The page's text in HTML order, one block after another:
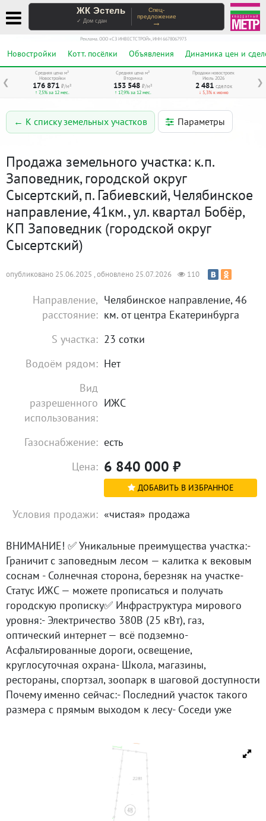
ЖК Эстель
✓ Дом сдан
Спец-
предложение
→
Реклама. ООО «СЗ ИНВЕСТСТРОЙ», ИНН 6678067973
Новостройки Котт. посёлки Объявления Динамика цен и
❮ ❯
Средняя цена м²
Новостройки
176 871 ₽/м²
↑ 7,5% за 12 мес.
Средняя цена м²
Вторичка
153 548 ₽/м²
↑ 17,9% за 12 мес.
Продажи новостроек
Июль 2026
2 481 сделок
↓ 5,3% к июню
← К списку земельных участков Параметры
Продажа земельного участка: к.п.
Заповедник, городской округ
Сысертский, п. Габиевский, Челябинское
направление, 41км., ул. квартал Бобёр,
КП Заповедник (городской округ
Сысертский)
опубликовано 25.06.2025 , обновлено 25.07.2026 110
Направление,
расстояние:
Челябинское направление, 46
км. от центра Екатеринбурга
S участка: 23 сотки
Водоём рядом: Нет
Вид
разрешенного
использования:
ИЖС
Газоснабжение: есть
Цена: 6 840 000 ₽
ДОБАВИТЬ В ИЗБРАННОЕ
Условия продажи: «чистая» продажа
ВНИМАНИЕ! ✅ Уникальные преимущества участка:-
Граничит с заповедным лесом — калитка к вековым
соснам - Солнечная сторона, березняк на участке-
Статус ИЖС — можете прописаться и получать
городскую прописку✅ Инфраструктура мирового
уровня:- Электричество 380В (25 кВт), газ,
оптический интернет — всё подземно-
Асфальтированные дороги, освещение,
круглосуточная охрана- Школа, магазины,
рестораны, спортзал, зоопарк в шаговой доступности
Почему именно сейчас:- Последний участок такого
размера с прямым выходом к лесу- Соседи уже
₽ (300 тыс./сотка) против средних 500 тыс./сотка
Звоните СЕГОДНЯ — покажу участок, расскажу о
соседях и планах развития. Реальная возможность
торга при быстром решении!
ID объекта в нашей базе: 3434